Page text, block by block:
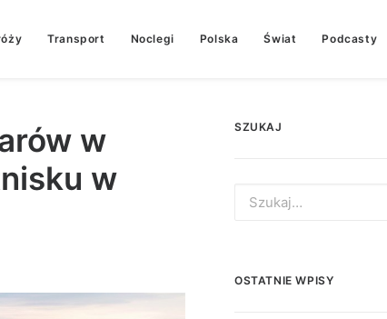
Transport Noclegi Polska Świat Podcasty
w
w
SZUKAJ
for:
OSTATNIE WPISY